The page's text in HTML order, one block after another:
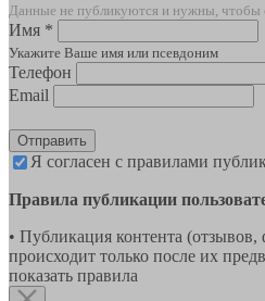
Данные не публикуются и нужны, чтобы
Имя *
Укажите Ваше имя или псевдоним
Телефон
Email
Отправить
Я согласен с правилами
Правила публикации
• Публикация контента (отзывов,
происходит только после их
показать правила